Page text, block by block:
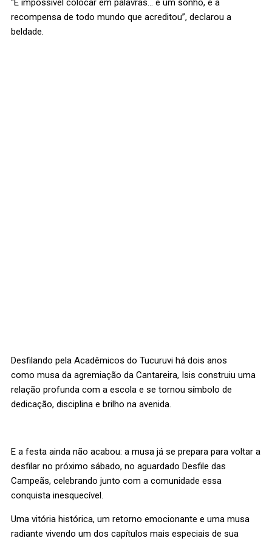
“É impossível colocar em palavras… é um sonho, é a
recompensa de todo mundo que acreditou”, declarou a
beldade.
Desfilando pela Acadêmicos do Tucuruvi há dois anos
como musa da agremiação da Cantareira, Isis construiu uma
relação profunda com a escola e se tornou símbolo de
dedicação, disciplina e brilho na avenida.
E a festa ainda não acabou: a musa já se prepara para voltar a
desfilar no próximo sábado, no aguardado Desfile das
Campeãs, celebrando junto com a comunidade essa
conquista inesquecível.
Uma vitória histórica, um retorno emocionante e uma musa
radiante vivendo um dos capítulos mais especiais de sua